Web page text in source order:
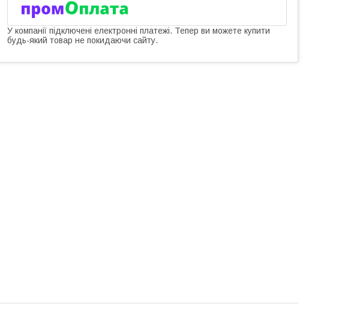
У компанії підключені електронні платежі. Тепер ви можете купити
будь-який товар не покидаючи сайту.